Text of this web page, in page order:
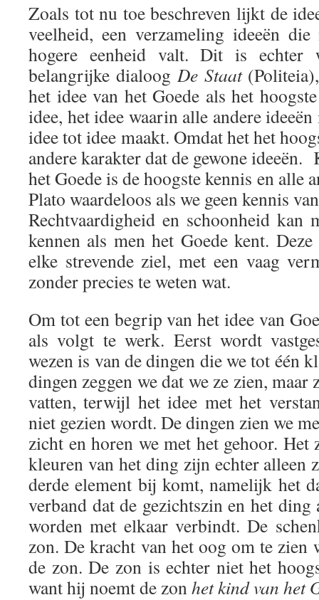
Zoals tot nu toe beschreven lijkt de
veelheid, een verzameling ideeën
hogere eenheid valt. Dit is
belangrijke dialoog De Staat
het idee van het Goede als het
idee, het idee waarin alle andere
idee tot idee maakt. Omdat het het
andere karakter dat de gewone ideeën.
het Goede is de hoogste kennis en alle
Plato waardeloos als we geen kennis
Rechtvaardigheid en schoonheid kan
kennen als men het Goede kent.
elke strevende ziel, met een vaag
zonder precies te weten wat.
Om tot een begrip van het idee van
als volgt te werk. Eerst wordt
wezen is van de dingen die we tot één
dingen zeggen we dat we ze zien, maar
vatten, terwijl het idee met het
niet gezien wordt. De dingen zien we
zicht en horen we met het gehoor. Het
kleuren van het ding zijn echter alleen
derde element bij komt, namelijk het
verband dat de gezichtszin en het ding
worden met elkaar verbindt. De
zon. De kracht van het oog om te zien
de zon. De zon is echter niet het
want hij noemt de zonhet kind van het